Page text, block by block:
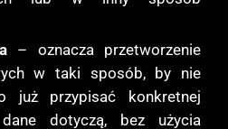
– oznacza przetworzenie
w taki sposób, by nie
już przypisać konkretnej
dotyczą, bez użycia